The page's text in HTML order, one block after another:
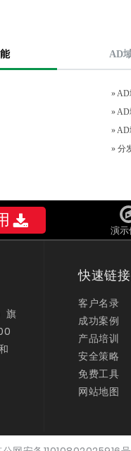
AD
»AD
»AD
»AD
»分
演示
旗
快速链接
客户名录
成功案例
产品培训
安全策略
免费工具
网站地图